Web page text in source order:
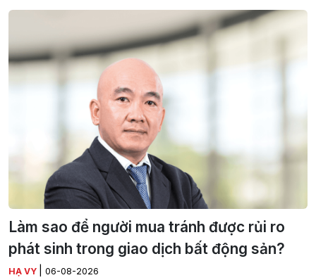
Làm sao để người mua tránh được rủi ro
phát sinh trong giao dịch bất động sản?
HẠ VY 06-08-2026